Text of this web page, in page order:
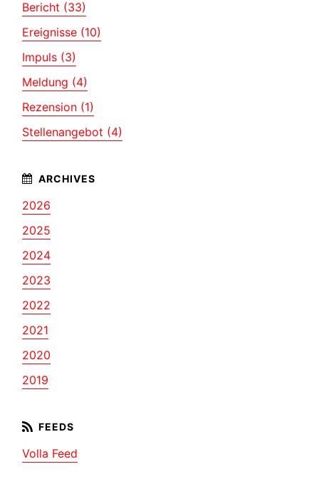
Bericht (33)
Ereignisse (10)
Impuls (3)
Meldung (4)
Rezension (1)
Stellenangebot (4)
2026
2025
2024
2023
2022
2021
2020
2019
Volla Feed